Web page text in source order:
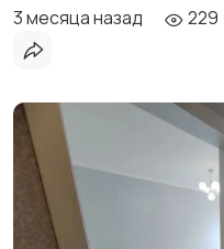
3 месяца назад 229